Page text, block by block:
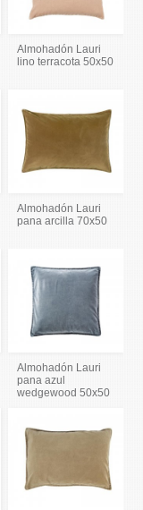
Almohadón Lauri
lino terracota 50x50
Almohadón Lauri
pana arcilla 70x50
Almohadón Lauri
pana azul
wedgewood 50x50